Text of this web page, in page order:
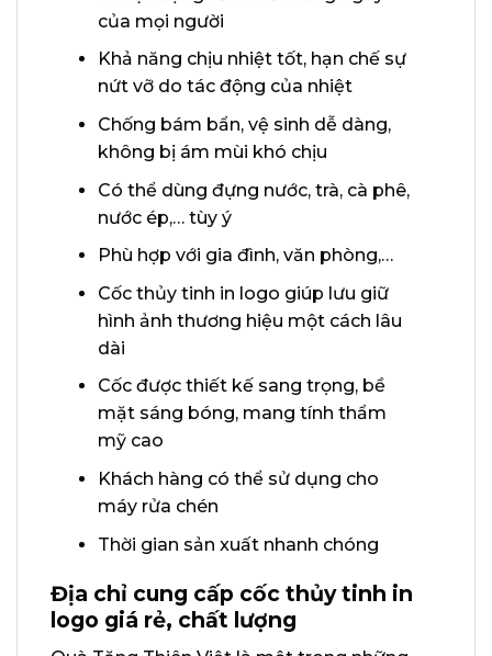
của mọi người
Khả năng chịu nhiệt tốt, hạn chế sự
nứt vỡ do tác động của nhiệt
Chống bám bẩn, vệ sinh dễ dàng,
không bị ám mùi khó chịu
Có thể dùng đựng nước, trà, cà phê,
nước ép,… tùy ý
Phù hợp với gia đình, văn phòng,…
Cốc thủy tinh in logo giúp lưu giữ
hình ảnh thương hiệu một cách lâu
dài
Cốc được thiết kế sang trọng, bề
mặt sáng bóng, mang tính thẩm
mỹ cao
Khách hàng có thể sử dụng cho
máy rửa chén
Thời gian sản xuất nhanh chóng
Địa chỉ cung cấp cốc thủy tinh in
logo giá rẻ, chất lượng